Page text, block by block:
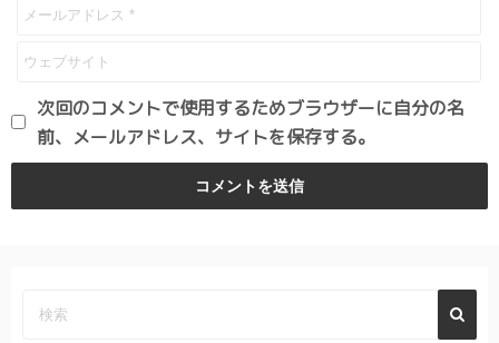
次回のコメントで使用するためブラウザーに自分の名
前、メールアドレス、サイトを保存する。